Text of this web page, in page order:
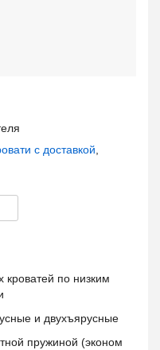
с доставкой
по низким
и двухъярусные
пружиной (эконом